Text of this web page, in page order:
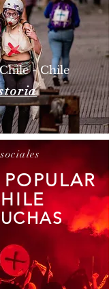
- Chile
POPULAR